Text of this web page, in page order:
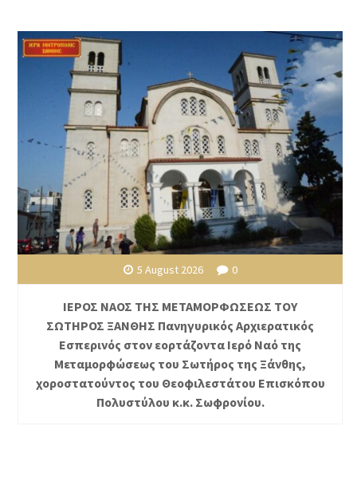
5 August 2026 0
ΙΕΡΟΣ ΝΑΟΣ ΤΗΣ ΜΕΤΑΜΟΡΦΩΣΕΩΣ ΤΟΥ
ΣΩΤΗΡΟΣ ΞΑΝΘΗΣ Πανηγυρικός Αρχιερατικός
Εσπερινός στον εορτάζοντα Ιερό Ναό της
Μεταμορφώσεως του Σωτήρος της Ξάνθης,
χοροστατούντος του Θεοφιλεστάτου Επισκόπου
Πολυστύλου κ.κ. Σωφρονίου.